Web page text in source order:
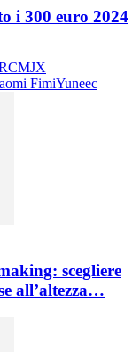
i 300 euro 2024
MJX
FimiYuneec
scegliere
all’altezza…